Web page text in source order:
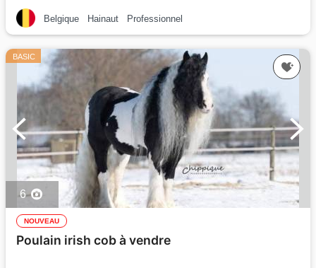
Belgique Hainaut Professionnel
BASIC
6
NOUVEAU
Poulain irish cob à vendre